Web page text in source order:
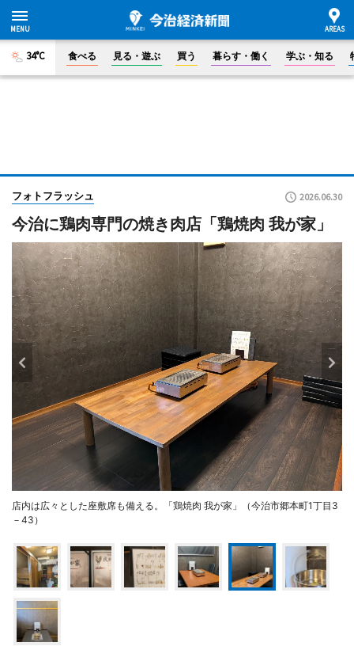
34°C 食べる 見る・遊ぶ 買う 暮らす・働く 学ぶ・知る
フォトフラッシュ 2026.06.30
今治に鶏肉専門の焼き肉店「鶏焼肉 我が家」
店内は広々とした座敷席も備える。「鶏焼肉 我が家」（今治市郷本町1丁目3
－43）